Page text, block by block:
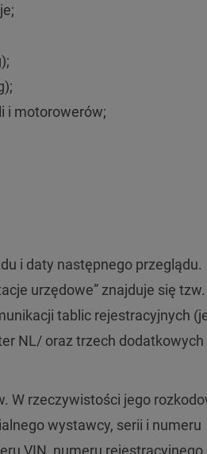
i motorowerów;
i daty następnego przeglądu.
urzędowe” znajduje się tzw.
tablic rejestracyjnych
NL/ oraz trzech dodatkowych
W rzeczywistości jego
wystawcy, serii i numeru
VIN, numeru rejestracyjnego